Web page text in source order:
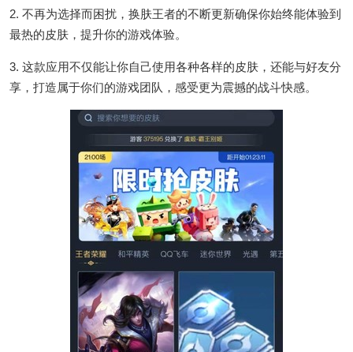
2. 不再为选择而困扰，换肤王者的不断更新确保你始终能体验到
最热的皮肤，提升你的游戏体验。
3. 这款应用不仅能让你自己使用各种各样的皮肤，还能与好友分
享，打造属于你们的游戏团队，感受更为震撼的战斗快感。